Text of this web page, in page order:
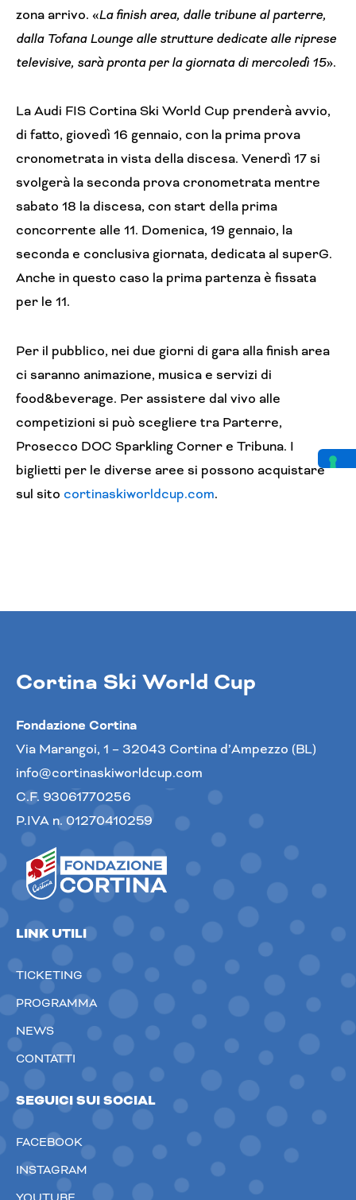
zona arrivo. «La finish area, dalle tribune al parterre,
dalla Tofana Lounge alle strutture dedicate alle riprese
televisive, sarà pronta per la giornata di mercoledì 15».
La Audi FIS Cortina Ski World Cup prenderà avvio,
di fatto, giovedì 16 gennaio, con la prima prova
cronometrata in vista della discesa. Venerdì 17 si
svolgerà la seconda prova cronometrata mentre
sabato 18 la discesa, con start della prima
concorrente alle 11. Domenica, 19 gennaio, la
seconda e conclusiva giornata, dedicata al superG.
Anche in questo caso la prima partenza è fissata
per le 11.
Per il pubblico, nei due giorni di gara alla finish area
ci saranno animazione, musica e servizi di
food&beverage. Per assistere dal vivo alle
competizioni si può scegliere tra Parterre,
Prosecco DOC Sparkling Corner e Tribuna. I
biglietti per le diverse aree si possono acquistare
sul sito cortinaskiworldcup.com.
Cortina Ski World Cup
Fondazione Cortina
Via Marangoi, 1 – 32043 Cortina d’Ampezzo (BL)
info@cortinaskiworldcup.com
C.F. 93061770256
P.IVA n. 01270410259
LINK UTILI
TICKETING
PROGRAMMA
NEWS
CONTATTI
SEGUICI SUI SOCIAL
FACEBOOK
INSTAGRAM